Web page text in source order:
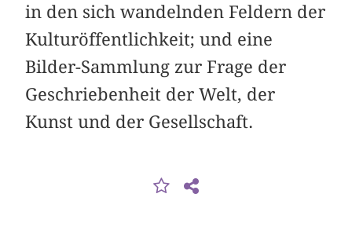
in den sich wandelnden Feldern der
Kulturöffentlichkeit; und eine
Bilder-Sammlung zur Frage der
Geschriebenheit der Welt, der
Kunst und der Gesellschaft.